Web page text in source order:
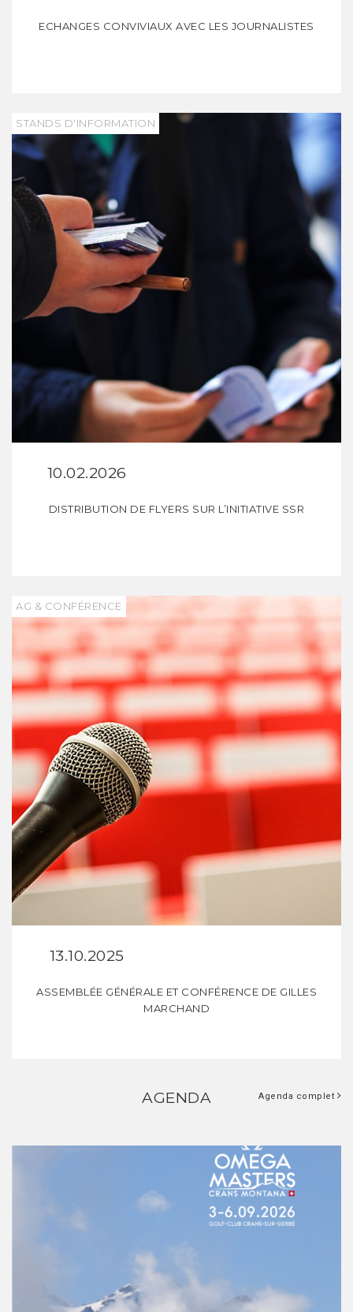
ECHANGES CONVIVIAUX AVEC LES JOURNALISTES
STANDS D'INFORMATION
10.02.2026
DISTRIBUTION DE FLYERS SUR L’INITIATIVE SSR
AG & CONFÉRENCE
13.10.2025
ASSEMBLÉE GÉNÉRALE ET CONFÉRENCE DE GILLES
MARCHAND
AGENDA Agenda complet